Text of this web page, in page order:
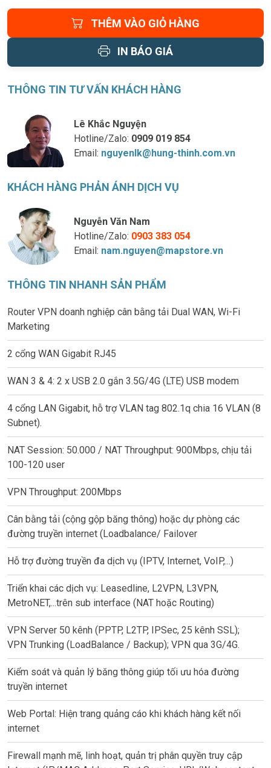
THÊM VÀO GIỎ HÀNG
IN BÁO GIÁ
THÔNG TIN TƯ VẤN KHÁCH HÀNG
Lê Khắc Nguyện
Hotline/Zalo: 0909 019 854
Email: nguyenlk@hung-thinh.com.vn
KHÁCH HÀNG PHẢN ÁNH DỊCH VỤ
Nguyễn Văn Nam
Hotline/Zalo: 0903 383 054
Email: nam.nguyen@mapstore.vn
THÔNG TIN NHANH SẢN PHẨM
Router VPN doanh nghiệp cân bằng tải Dual WAN, Wi-Fi
Marketing
2 cổng WAN Gigabit RJ45
WAN 3 & 4: 2 x USB 2.0 gắn 3.5G/4G (LTE) USB modem
4 cổng LAN Gigabit, hỗ trợ VLAN tag 802.1q chia 16 VLAN (8
Subnet).
NAT Session: 50.000 / NAT Throughput: 900Mbps, chịu tải
100-120 user
VPN Throughput: 200Mbps
Cân bằng tải (cộng gộp băng thông) hoặc dự phòng các
đường truyền internet (Loadbalance/ Failover
Hỗ trợ đường truyền đa dịch vụ (IPTV, Internet, VoIP,...)
Triển khai các dịch vụ: Leasedline, L2VPN, L3VPN,
MetroNET,...trên sub interface (NAT hoặc Routing)
VPN Server 50 kênh (PPTP, L2TP, IPSec, 25 kênh SSL);
VPN Trunking (LoadBalance / Backup); VPN qua 3G/4G.
Kiểm soát và quản lý băng thông giúp tối ưu hóa đường
truyền internet
Web Portal: Hiện trang quảng cáo khi khách hàng kết nối
internet
Firewall mạnh mẽ, linh hoạt, quản trị phân quyền truy cập